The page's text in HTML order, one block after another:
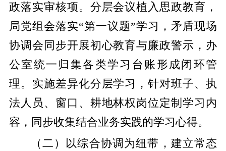
政落实审核项。分层会议植入思政教育，
局党组会落实“第一议题”学习，矛盾现场
协调会同步开展初心教育与廉政警示，办
公室统一归集各类学习台账形成闭环管
理。实施差异化分层学习，针对班子、执
法人员、窗口、耕地林权岗位定制学习内
容，同步收集结合业务实践的学习心得。
（二）以综合协调为纽带，建立常态